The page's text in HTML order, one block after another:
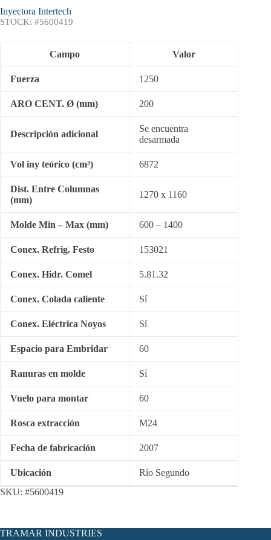
Inyectora Intertech
STOCK: #5600419
Campo Valor
Fuerza 1250
ARO CENT. Ø (mm) 200
Descripción adicional
Se encuentra
desarmada
Vol iny teórico (cm³) 6872
Dist. Entre Columnas
(mm)
1270 x 1160
Molde Min – Max (mm) 600 – 1400
Conex. Refrig. Festo 153021
Conex. Hidr. Comel 5.81.32
Conex. Colada caliente Sí
Conex. Eléctrica Noyos Sí
Espacio para Embridar 60
Ranuras en molde Sí
Vuelo para montar 60
Rosca extracción M24
Fecha de fabricación 2007
Ubicación
Río Segundo
SKU: #5600419
TRAMAR INDUSTRIES